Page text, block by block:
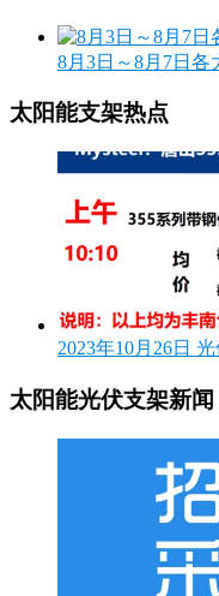
8月3日～8月7日
太阳能支架热点
2023年10月26日
太阳能光伏支架新闻